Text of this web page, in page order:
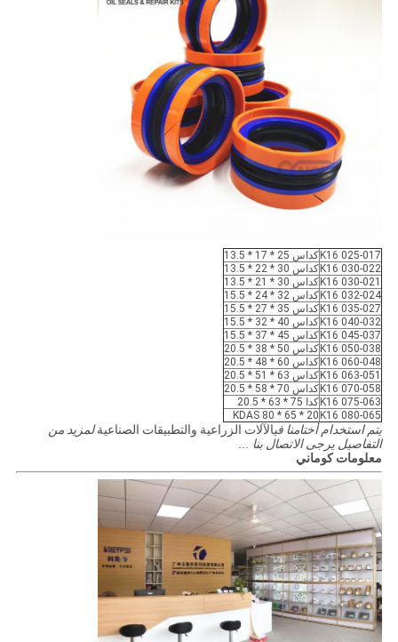
K16 025-017 كداس 25 * 17 * 13.5
K16 030-022 كداس 30 * 22 * ​​13.5
K16 030-021 كداس 30 * 21 * 13.5
K16 032-024 كداس 32 * 24 * 15.5
K16 035-027 كداس 35 * 27 * 15.5
K16 040-032 كداس 40 * 32 * 15.5
K16 045-037 كداس 45 * 37 * 15.5
K16 050-038 كداس 50 * 38 * 20.5
K16 060-048 كداس 60 * 48 * 20.5
K16 063-051 كداس 63 * 51 * 20.5
K16 070-058 كداس 70 * 58 * 20.5
K16 075-063 كدا 75 * 63 * 20.5
K16 080-065
KDAS 80 * 65 * 20
يتم استخدام أختامنا فيالآلات الزراعية والتطبيقات الصناعيةلمزيد من
التفاصيل يرجى الاتصال بنا ...
معلومات كوماني